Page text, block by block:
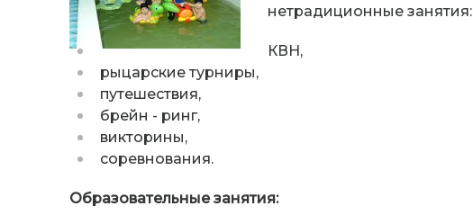
нетрадиционные занятия:
КВН,
рыцарские турниры,
путешествия,
брейн - ринг,
викторины,
соревнования.
Образовательные занятия: